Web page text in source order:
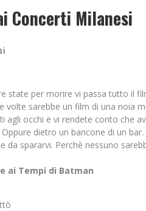
Concerti Milanesi
state per morire vi passa tutto il
volte sarebbe un film di una noia
agli occhi e vi rendete conto che
dietro un bancone di un
da spararvi. Perchè nessuno
ai Tempi di Batman